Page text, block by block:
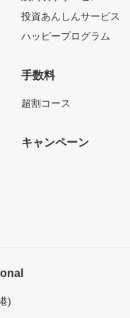
投資あんしんサービス
ハッピープログラム
手数料
超割コース
キャンペーン
)